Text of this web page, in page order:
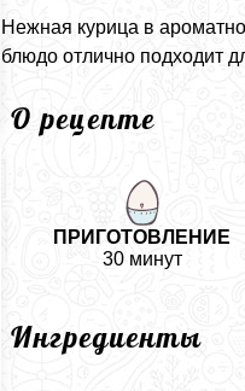
Нежная курица в
блюдо отлично подходит
О рецепте
ПРИГОТОВЛЕНИЕ
30 минут
Ингредиенты